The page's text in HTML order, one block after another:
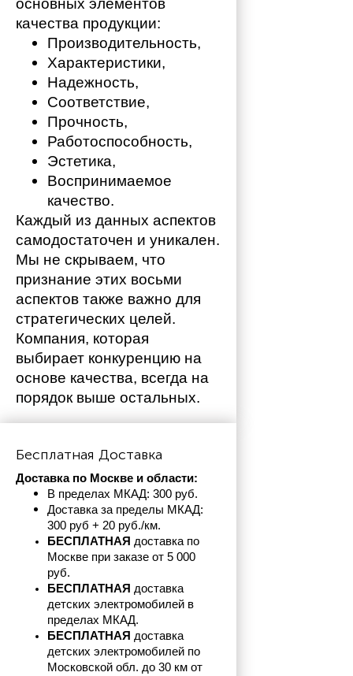
основных элементов
качества продукции:
Производительность,
Характеристики,
Надежность,
Соответствие,
Прочность,
Работоспособность,
Эстетика,
Воспринимаемое
качество.
Каждый из данных аспектов
самодостаточен и уникален.
Мы не скрываем, что
признание этих восьми
аспектов также важно для
стратегических целей.
Компания, которая
выбирает конкуренцию на
основе качества, всегда на
порядок выше остальных.
Бесплатная Доставка
Доставка по Москве и области:
В пределах МКАД: 300 руб.
Доставка за пределы МКАД:
300 руб + 20 руб./км.
БЕСПЛАТНАЯ доставка по
Москве при заказе от 5 000
руб.
БЕСПЛАТНАЯ доставка
детских электромобилей в
пределах МКАД.
БЕСПЛАТНАЯ доставка
детских электромобилей по
Московской обл. до 30 км от